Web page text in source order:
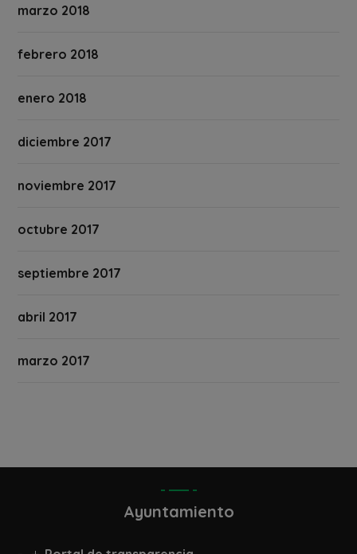
marzo 2018
febrero 2018
enero 2018
diciembre 2017
noviembre 2017
octubre 2017
septiembre 2017
abril 2017
marzo 2017
Ayuntamiento